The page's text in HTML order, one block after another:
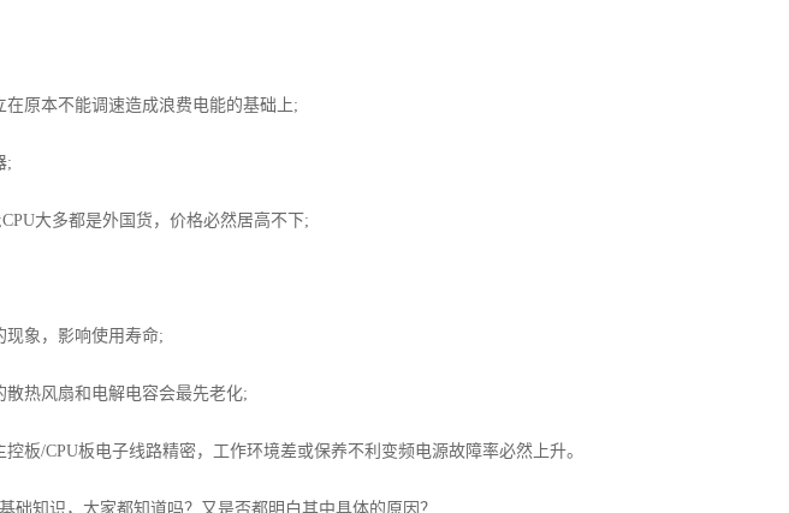
原本不能调速造成浪费电能的基础上;
;
大多都是外国货，价格必然居高不下;
象，影响使用寿命;
热风扇和电解电容会最先老化;
/CPU板电子线路精密，工作环境差或保养不利变频电源故障率必然上升。
知识，大家都知道吗？又是否都明白其中具体的原因？